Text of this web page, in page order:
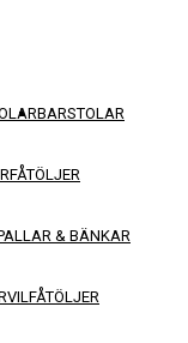
BARSTOLAR
FÅTÖLJER
& BÄNKAR
VILFÅTÖLJER